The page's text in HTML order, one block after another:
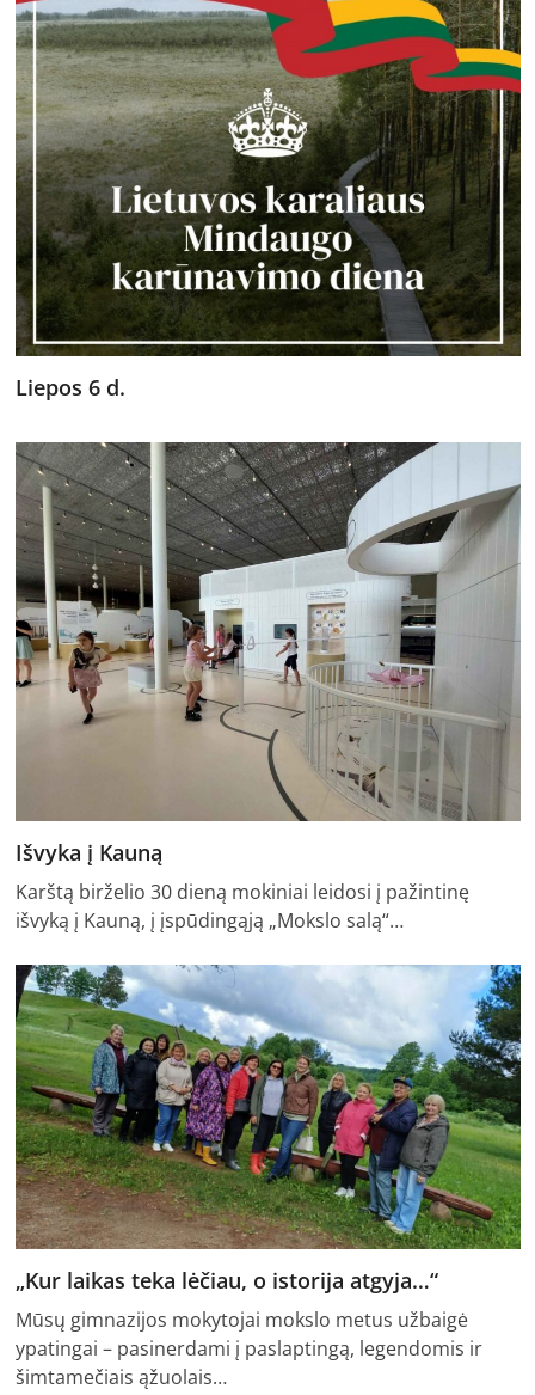
Liepos 6 d.
Išvyka į Kauną
Karštą birželio 30 dieną mokiniai leidosi į pažintinę
išvyką į Kauną, į įspūdingąją „Mokslo salą“…
„Kur laikas teka lėčiau, o istorija atgyja…“
Mūsų gimnazijos mokytojai mokslo metus užbaigė
ypatingai – pasinerdami į paslaptingą, legendomis ir
šimtamečiais ąžuolais…